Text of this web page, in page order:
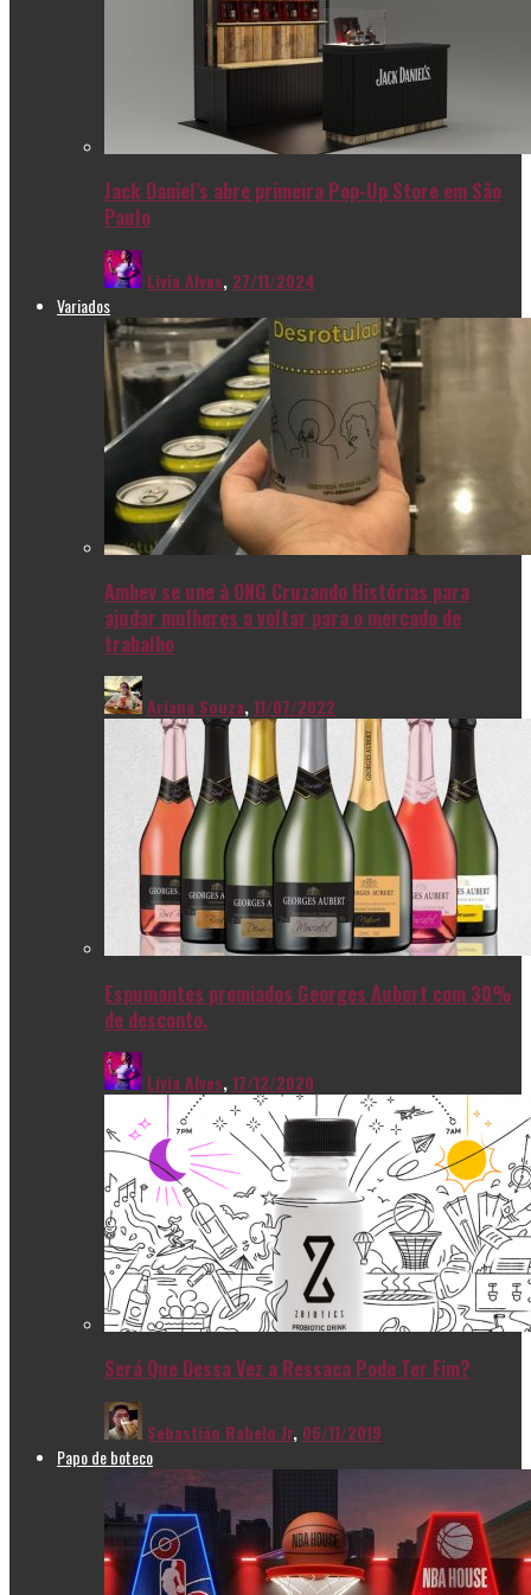
Jack Daniel’s abre primeira Pop-Up Store em São
Paulo
Livia Alves, 27/11/2024
Variados
Ambev se une à ONG Cruzando Histórias para
ajudar mulheres a voltar para o mercado de
trabalho
Ariana Souza,11/07/2022
Espumantes premiados Georges Aubert com 30%
de desconto.
Livia Alves,17/12/2020
Será Que Dessa Vez a Ressaca Pode Ter Fim?
Sebastião Rabelo Jr, 06/11/2019
Papo de boteco